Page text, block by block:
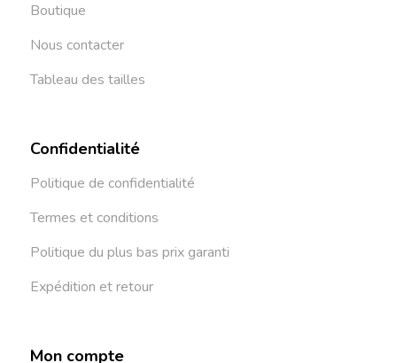
Boutique
Nous contacter
Tableau des tailles
Confidentialité
Politique de confidentialité
Termes et conditions
Politique du plus bas prix garanti
Expédition et retour
Mon compte